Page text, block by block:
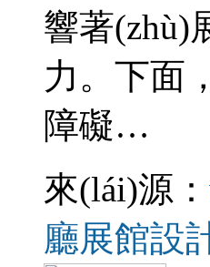
響著(zhù)
力。下面
障礙…
來(lái)源：
廳展館設